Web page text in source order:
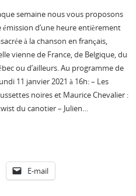
semaine nous vous proposons
émission d’une heure entièrement
à la chanson en français,
vienne de France, de Belgique, du
ou d’ailleurs. Au programme de
11 janvier 2021 à 16h: – Les
noires et Maurice Chevalier :
du canotier – Julien…
E-mail